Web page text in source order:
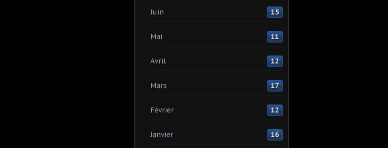
Juin 15
Mai 11
Avril 12
Mars 17
Février 12
Janvier 16